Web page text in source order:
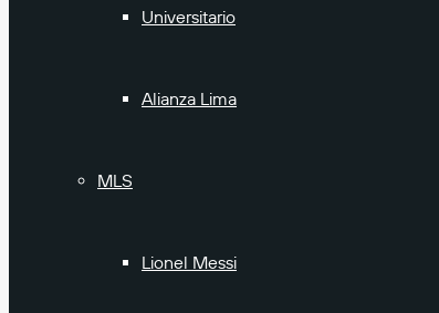
Universitario
Alianza Lima
MLS
Lionel Messi